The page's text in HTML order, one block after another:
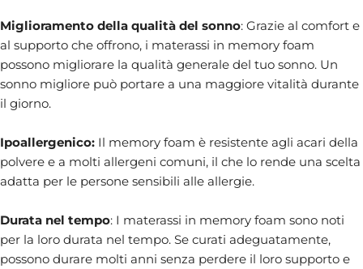
Miglioramento della qualità del sonno: Grazie al comfort e
al supporto che offrono, i materassi in memory foam
possono migliorare la qualità generale del tuo sonno. Un
sonno migliore può portare a una maggiore vitalità durante
il giorno.
Ipoallergenico: Il memory foam è resistente agli acari della
polvere e a molti allergeni comuni, il che lo rende una scelta
adatta per le persone sensibili alle allergie.
Durata nel tempo: I materassi in memory foam sono noti
per la loro durata nel tempo. Se curati adeguatamente,
possono durare molti anni senza perdere il loro supporto e